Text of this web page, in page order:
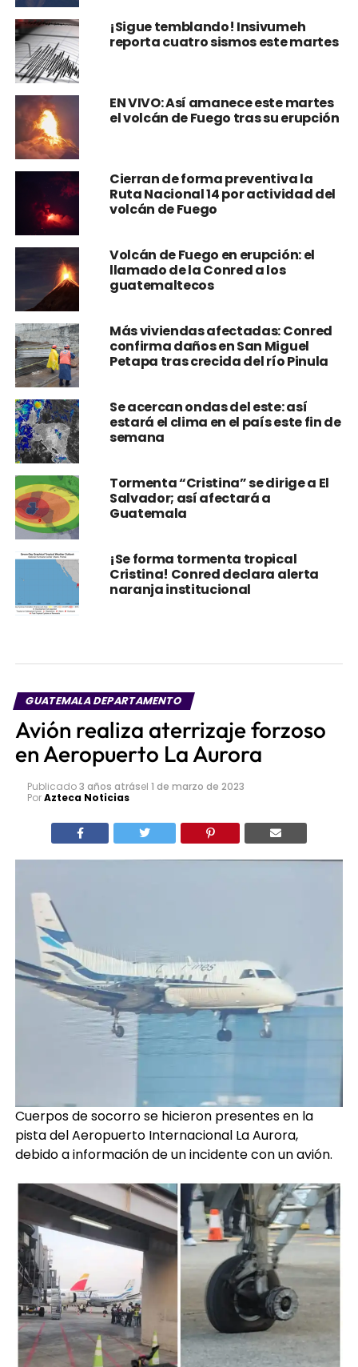
¡Sigue temblando! Insivumeh
reporta cuatro sismos este martes
EN VIVO: Así amanece este martes
el volcán de Fuego tras su erupción
Cierran de forma preventiva la
Ruta Nacional 14 por actividad del
volcán de Fuego
Volcán de Fuego en erupción: el
llamado de la Conred a los
guatemaltecos
Más viviendas afectadas: Conred
confirma daños en San Miguel
Petapa tras crecida del río Pinula
Se acercan ondas del este: así
estará el clima en el país este fin de
semana
Tormenta “Cristina” se dirige a El
Salvador; así afectará a
Guatemala
¡Se forma tormenta tropical
Cristina! Conred declara alerta
naranja institucional
GUATEMALA DEPARTAMENTO
Avión realiza aterrizaje forzoso
en Aeropuerto La Aurora
Publicado3 años atrásel 1 de marzo de 2023
PorAzteca Noticias
Cuerpos de socorro se hicieron presentes en la
pista del Aeropuerto Internacional La Aurora,
debido a información de un incidente con un avión.